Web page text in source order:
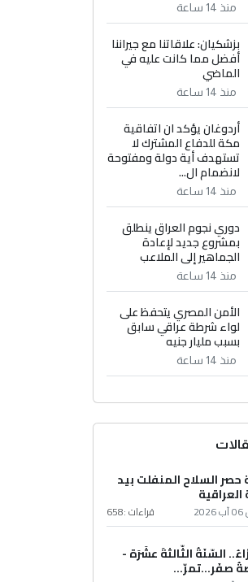
منذ 14 ساعة
بزشكيان: علاقاتنا مع جيراننا
أفضل مما كانت عليه في
الماضي
منذ 14 ساعة
أردوغان يؤكد ان اتفاقية
مكة للدفاع المشترك لا
تستهدف أية دولة ومفتوحة
لانضمام ال...
منذ 14 ساعة
دوري نجوم العراق ينطلق
بمشروع جديد لإعادة
الجماهير إلى الملاعب
منذ 14 ساعة
الأمن المصري يتحفظ على
لواء شرطة عراقي سابق
بسبب مليار جنيه
منذ 14 ساعة
حصر السلاح المنفلت بيد
العراقية
قراءات :658
السّنَةُ الثّالثةَ عشَرَة -
صفَر…تمرّ...